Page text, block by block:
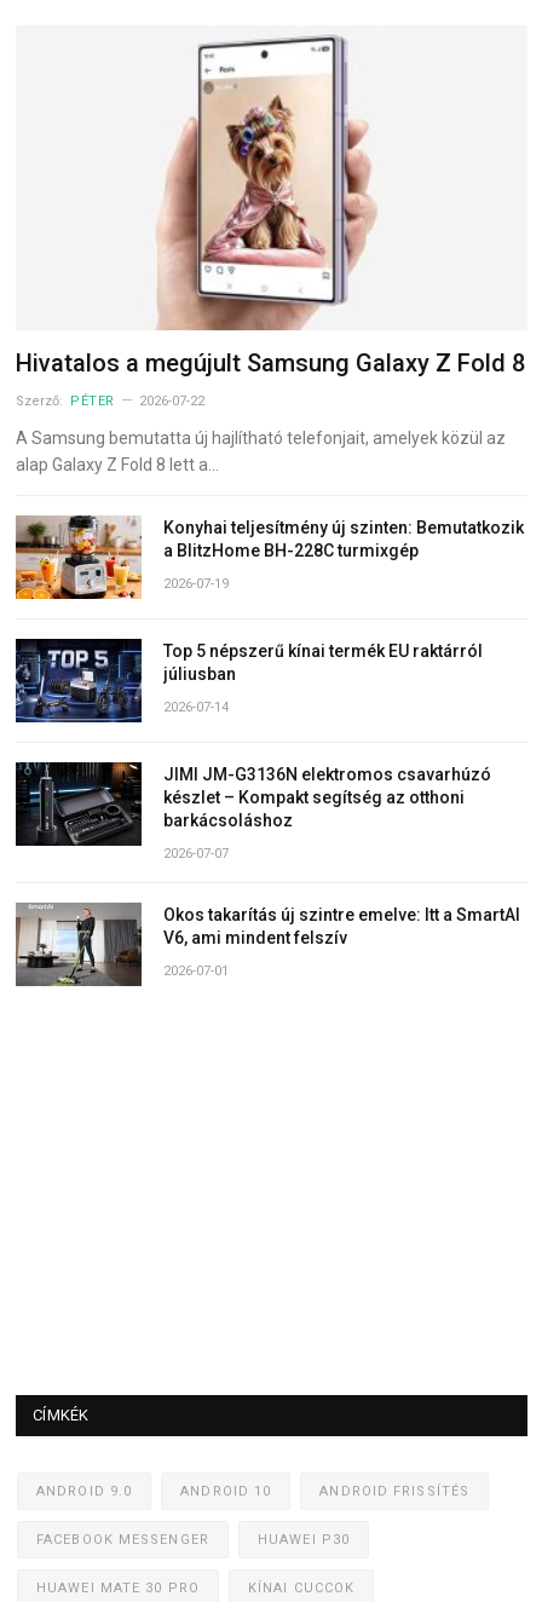
Hivatalos a megújult Samsung Galaxy Z Fold 8
Szerző: PÉTER 2026-07-22
A Samsung bemutatta új hajlítható telefonjait, amelyek közül az
alap Galaxy Z Fold 8 lett a…
Konyhai teljesítmény új szinten: Bemutatkozik
a BlitzHome BH-228C turmixgép
2026-07-19
Top 5 népszerű kínai termék EU raktárról
júliusban
2026-07-14
JIMI JM-G3136N elektromos csavarhúzó
készlet – Kompakt segítség az otthoni
barkácsoláshoz
2026-07-07
Okos takarítás új szintre emelve: Itt a SmartAI
V6, ami mindent felszív
2026-07-01
CÍMKÉK
ANDROID 9.0 ANDROID 10 ANDROID FRISSÍTÉS
FACEBOOK MESSENGER HUAWEI P30
HUAWEI MATE 30 PRO KÍNAI CUCCOK